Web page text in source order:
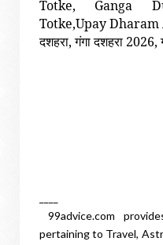
Totke, Ganga
Totke,Upay
दशहरा,गंगा दशहरा 2026,
99advice.com
pertaining to Travel,